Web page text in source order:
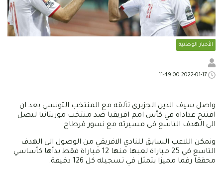
الأخبار الوطنية
واصل سيف الدين الجزيري تألقه مع المنتخب التونسي بعد ان
افتتح عداداه في كأس امم افريقيا ضد منتخب موريتانيا ليصل
الى الهدف التاسع في مسيرته مع نسور قرطاج.
ونمكن اللاعب السابق للنادي الافريقي من الوصول الى الهدف
التاسع في 25 مباراة لعبها منها 12 مباراة فقط بدأها كأساسي
محققا رقما مميزا يتمثل في تسجيله كل 126 دقيقة.